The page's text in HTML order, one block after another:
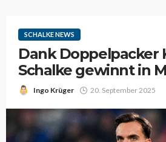
SCHALKE NEWS
Dank Doppelpacker
Schalke gewinnt in
Ingo Krüger 20. September 2025